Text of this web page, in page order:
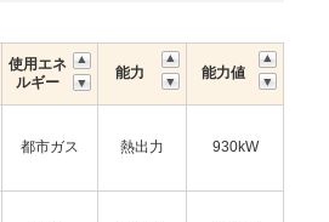
使用エネ
ルギー
能力 能力値
都市ガス 熱出力 930kW